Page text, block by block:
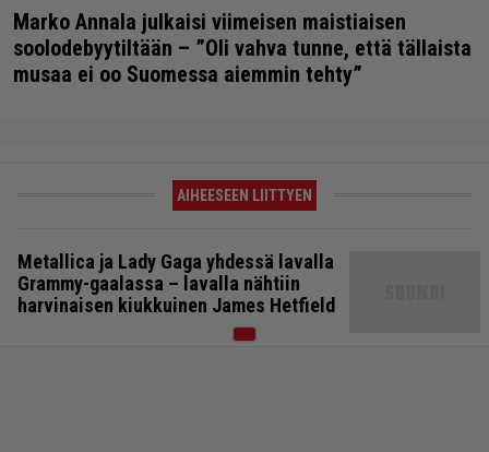
Marko Annala julkaisi viimeisen maistiaisen
soolodebyytiltään – ”Oli vahva tunne, että tällaista
musaa ei oo Suomessa aiemmin tehty”
AIHEESEEN LIITTYEN
Metallica ja Lady Gaga yhdessä lavalla
Grammy-gaalassa – lavalla nähtiin
harvinaisen kiukkuinen James Hetfield